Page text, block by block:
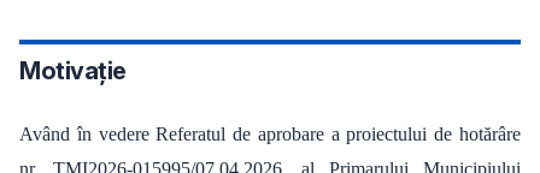
Motivație
Având în vedere Referatul de aprobare a proiectului de hotărâre
nr. TMI2026-015995/07.04.2026, al Primarului Municipiului